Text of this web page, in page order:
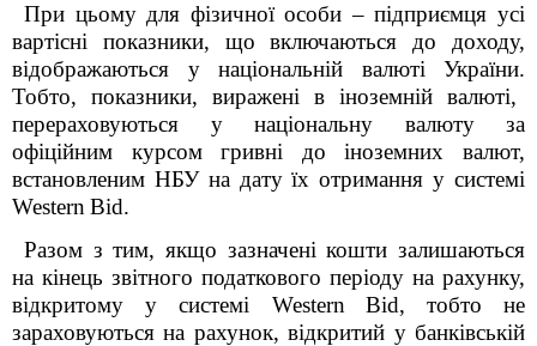
При цьому для фізичної особи – підприємця усі
вартісні показники, що включаються до доходу,
відображаються у національній валюті України.
Тобто, показники, виражені в іноземній валюті,
перераховуються у національну валюту за
офіційним курсом гривні до іноземних валют,
встановленим НБУ на дату їх отримання у системі
Western Bid.
Разом з тим, якщо зазначені кошти залишаються
на кінець звітного податкового періоду на рахунку,
відкритому у системі Western Bid, тобто не
зараховуються на рахунок, відкритий у банківській